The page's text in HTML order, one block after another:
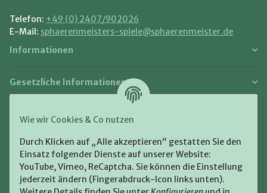
Wie wir Cookies & Co nutzen
Durch Klicken auf „Alle akzeptieren“ gestatten Sie den
Einsatz folgender Dienste auf unserer Website:
YouTube, Vimeo, ReCaptcha. Sie können die Einstellung
jederzeit ändern (Fingerabdruck-Icon links unten).
Telefon: +49 (0) 2407/902026
E-Mail: sphaerenmeisters-spiele@sphaerenmeister.de
Informationen
Gesetzliche Informationen